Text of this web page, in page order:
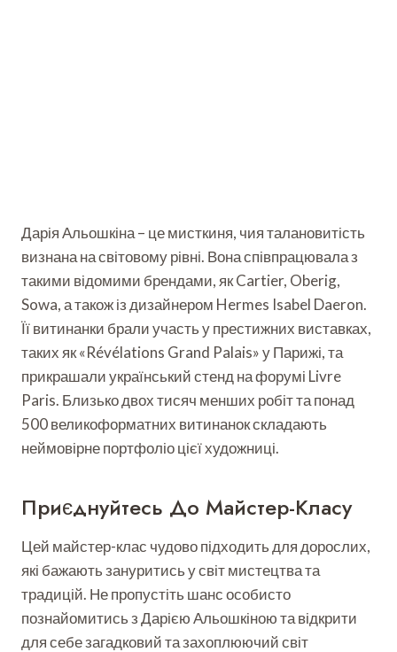
Дарія Альошкіна – це мисткиня, чия талановитість
визнана на світовому рівні. Вона співпрацювала з
такими відомими брендами, як Cartier, Oberig,
Sowa, а також із дизайнером Hermes Isabel Daeron.
Її витинанки брали участь у престижних виставках,
таких як «Révélations Grand Palais» у Парижі, та
прикрашали український стенд на форумі Livre
Paris. Близько двох тисяч менших робіт та понад
500 великоформатних витинанок складають
неймовірне портфоліо цієї художниці.
Приєднуйтесь До Майстер-Класу
Цей майстер-клас чудово підходить для дорослих,
які бажають зануритись у світ мистецтва та
традицій. Не пропустіть шанс особисто
познайомитись з Дарією Альошкіною та відкрити
для себе загадковий та захоплюючий світ